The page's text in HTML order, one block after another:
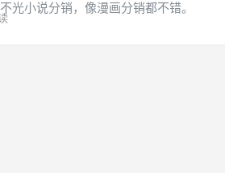
光小说分销，像漫画分销都不错。